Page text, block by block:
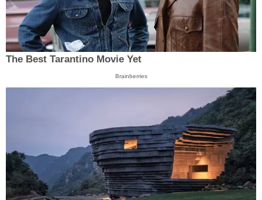
The Best Tarantino Movie Yet
Brainberries